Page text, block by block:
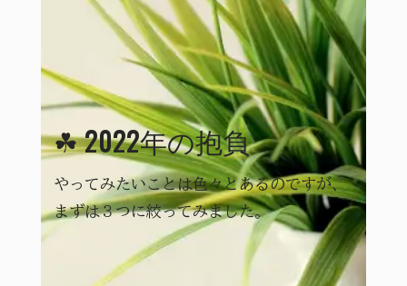
☘ 2022年の抱負
やってみたいことは色々とあるのですが、
まずは３つに絞ってみました。